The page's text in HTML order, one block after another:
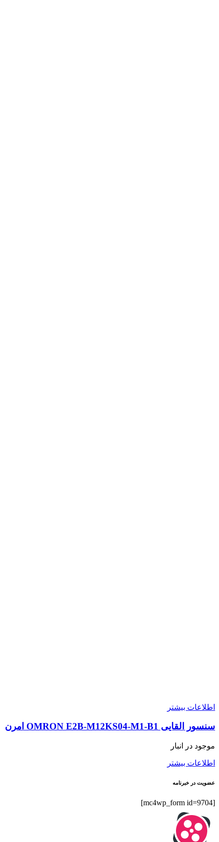
اطلاعات بیشتر
سنسور القایی OMRON E2B-M12KS04-M1-B1 امرن
موجود در انبار
اطلاعات بیشتر
عضویت در خبرنامه
[mc4wp_form id=9704]